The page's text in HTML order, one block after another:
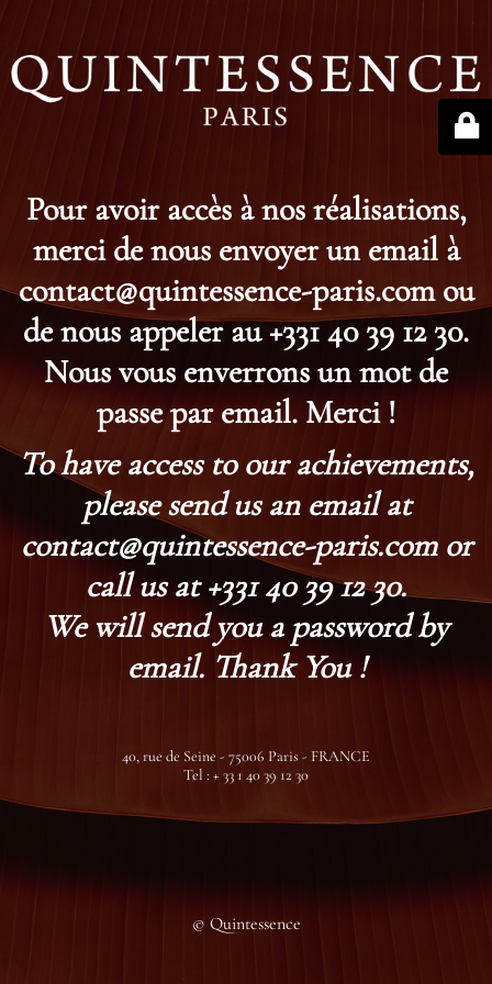
Pour avoir accès à nos réalisations,
merci de nous envoyer un email à
contact@quintessence-paris.com ou
de nous appeler au +331 40 39 12 30.
Nous vous enverrons un mot de
passe par email. Merci !
To have access to our achievements,
please send us an email at
contact@quintessence-paris.com or
call us at +331 40 39 12 30.
We will send you a password by
email. Thank You !
40, rue de Seine - 75006 Paris - FRANCE
Tel : + 33 1 40 39 12 30
© Quintessence